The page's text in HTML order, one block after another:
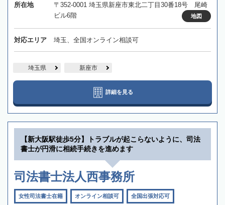
所在地
〒352-0001 埼玉県新座市東北二丁目30番18号 尾崎
ビル6階
地図
対応エリア 埼玉、全国オンライン相談可
埼玉県 新座市
詳細を見る
【新大阪駅徒歩5分】トラブルが起こらないように、司法
書士が円滑に相続手続きを進めます
司法書士法人西事務所
女性司法書士在籍 オンライン相談可 全国出張対応可